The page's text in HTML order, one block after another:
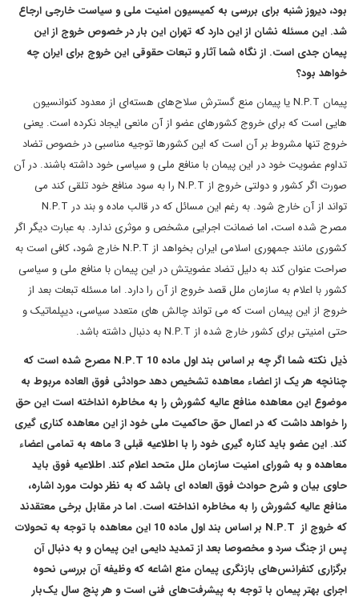
بود، دیروز شنبه برای بررسی به کمیسیون امنیت ملی و سیاست خارجی ارجاع
شد. این مسئله نشان از این دارد که تهران این بار در خصوص خروج از این
پیمان جدی است. از نگاه شما آثار و تبعات حقوقی این خروج برای ایران چه
خواهد بود؟
پیمان N.P.T یا پیمان منع گسترش سلاح‌های هسته‌ای از معدود کنوانسیون
هایی است که برای خروج کشورهای عضو از آن مانعی ایجاد نکرده است. یعنی
خروج تنها مشروط بر آن است که این کشورها توجیه مناسبی در خصوص تضاد
تداوم عضویت خود در این پیمان با منافع ملی و سیاسی خود داشته باشند. در آن
صورت اگر کشور و دولتی خروج از N.P.T را به سود منافع خود تلقی کند می
تواند از آن خارج شود. به رغم این مسائل که در قالب ماده و بند در N.P.T
مصرح شده است، اما ضمانت اجرایی مشخص و موثری ندارد. به عبارت دیگر اگر
کشوری مانند جمهوری اسلامی ایران بخواهد از N.P.T خارج شود، کافی است به
صراحت عنوان ‌کند به دلیل تضاد عضویتش در این پیمان با منافع ملی و سیاسی
کشور با اعلام به سازمان ملل قصد خروج از آن را دارد. اما مسئله تبعات بعد از
خروج از این پیمان است که می تواند چالش های متعدد سیاسی، دیپلماتیک و
حتی امنیتی برای کشور خارج شده از N.P.T به دنبال داشته باشد.
ذیل نکته شما اگر چه بر اساس بند اول ماده 10 N.P.T مصرح شده است که
چنانچه هر یک از اعضاء معاهده تشخیص دهد حوادثی فوق العاده مربوط به
موضوع این معاهده منافع عالیه کشورش را به مخاطره انداخته است این حق
را خواهد داشت که در اعمال حق حاکمیت ملی خود از این معاهده کناری گیری
کند. این عضو باید کناره گیری خود را با اطلاعیه قبلی 3 ماهه به تمامی اعضاء
معاهده و به شورای امنیت سازمان ملل متحد اعلام کند. اطلاعیه فوق باید
حاوی بیان و شرح حوادث فوق العاده ای باشد که به نظر دولت مورد اشاره،
منافع عالیه کشورش را به مخاطره انداخته است. اما در مقابل برخی معتقدند
که خروج از N.P.T بر اساس بند اول ماده 10 این معاهده با توجه به تحولات
پس از جنگ سرد و مخصوصا بعد از تمدید دایمی این پیمان و به دنبال آن
برگزاری کنفرانس‌های بازنگری پیمان منع اشاعه که وظیفه آن بررسی نحوه
اجرای بهتر پیمان با توجه به پیشرفت‌های فنی است و هر پنج سال یک‌بار